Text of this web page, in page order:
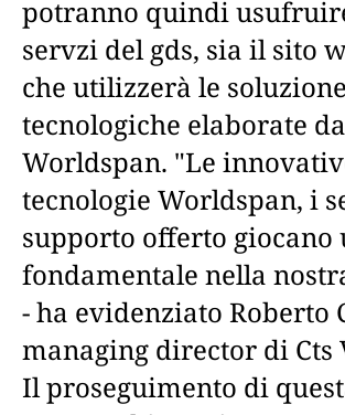
potranno quindi
servzi del gds, sia il sito
che utilizzerà le soluzione
tecnologiche elaborate da
Worldspan. "Le
tecnologie Worldspan, i
supporto offerto giocano
fondamentale nella
- ha evidenziato Roberto
managing director di Cts
Il proseguimento di